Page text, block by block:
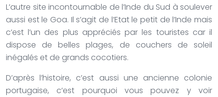
L’autre site incontournable de l’Inde du Sud à soulever
aussi est le Goa. Il s’agit de l’Etat le petit de l’Inde mais
c’est l’un des plus appréciés par les touristes car il
dispose de belles plages, de couchers de soleil
inégalés et de grands cocotiers.
D’après l’histoire, c’est aussi une ancienne colonie
portugaise, c’est pourquoi vous pouvez y voir